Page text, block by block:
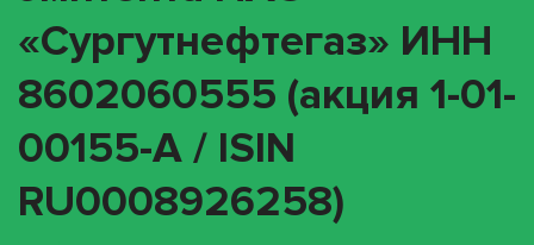
«Сургутнефтегаз» ИНН
8602060555 (акция 1-01-
00155-A / ISIN
RU0008926258)